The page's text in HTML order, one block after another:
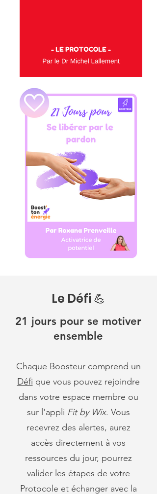
Le Défi 💪
21 jours pour se motiver
ensemble
Chaque Boosteur comprend un
Défi que vous pouvez rejoindre
dans votre espace membre ou
sur l'appli Fit by Wix. Vous
recevrez des alertes, aurez
accès directement à vos
ressources du jour, pourrez
valider les étapes de votre
Protocole et échanger avec la